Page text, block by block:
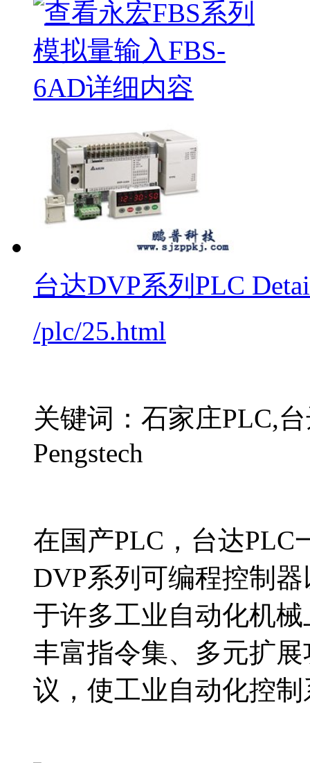
台达DVP系列PLC
/plc/25.html
关键词：石家庄PLC,
Pengstech
在国产PLC，台达PLC
DVP系列可编程控制
于许多工业自动化机
丰富指令集、多元扩
议，使工业自动化控